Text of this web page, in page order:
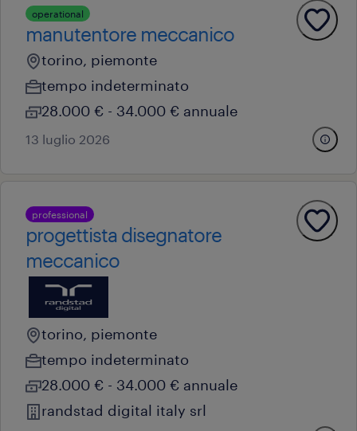
operational
manutentore meccanico
torino, piemonte
tempo indeterminato
28.000 € - 34.000 € annuale
13 luglio 2026
professional
progettista disegnatore
meccanico
torino, piemonte
tempo indeterminato
28.000 € - 34.000 € annuale
randstad digital italy srl